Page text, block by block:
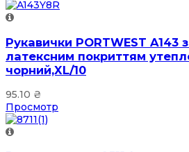
Рукавички PORTWEST A143
латексним покриттям
чорний,XL/10
95.10 ₴
Просмотр